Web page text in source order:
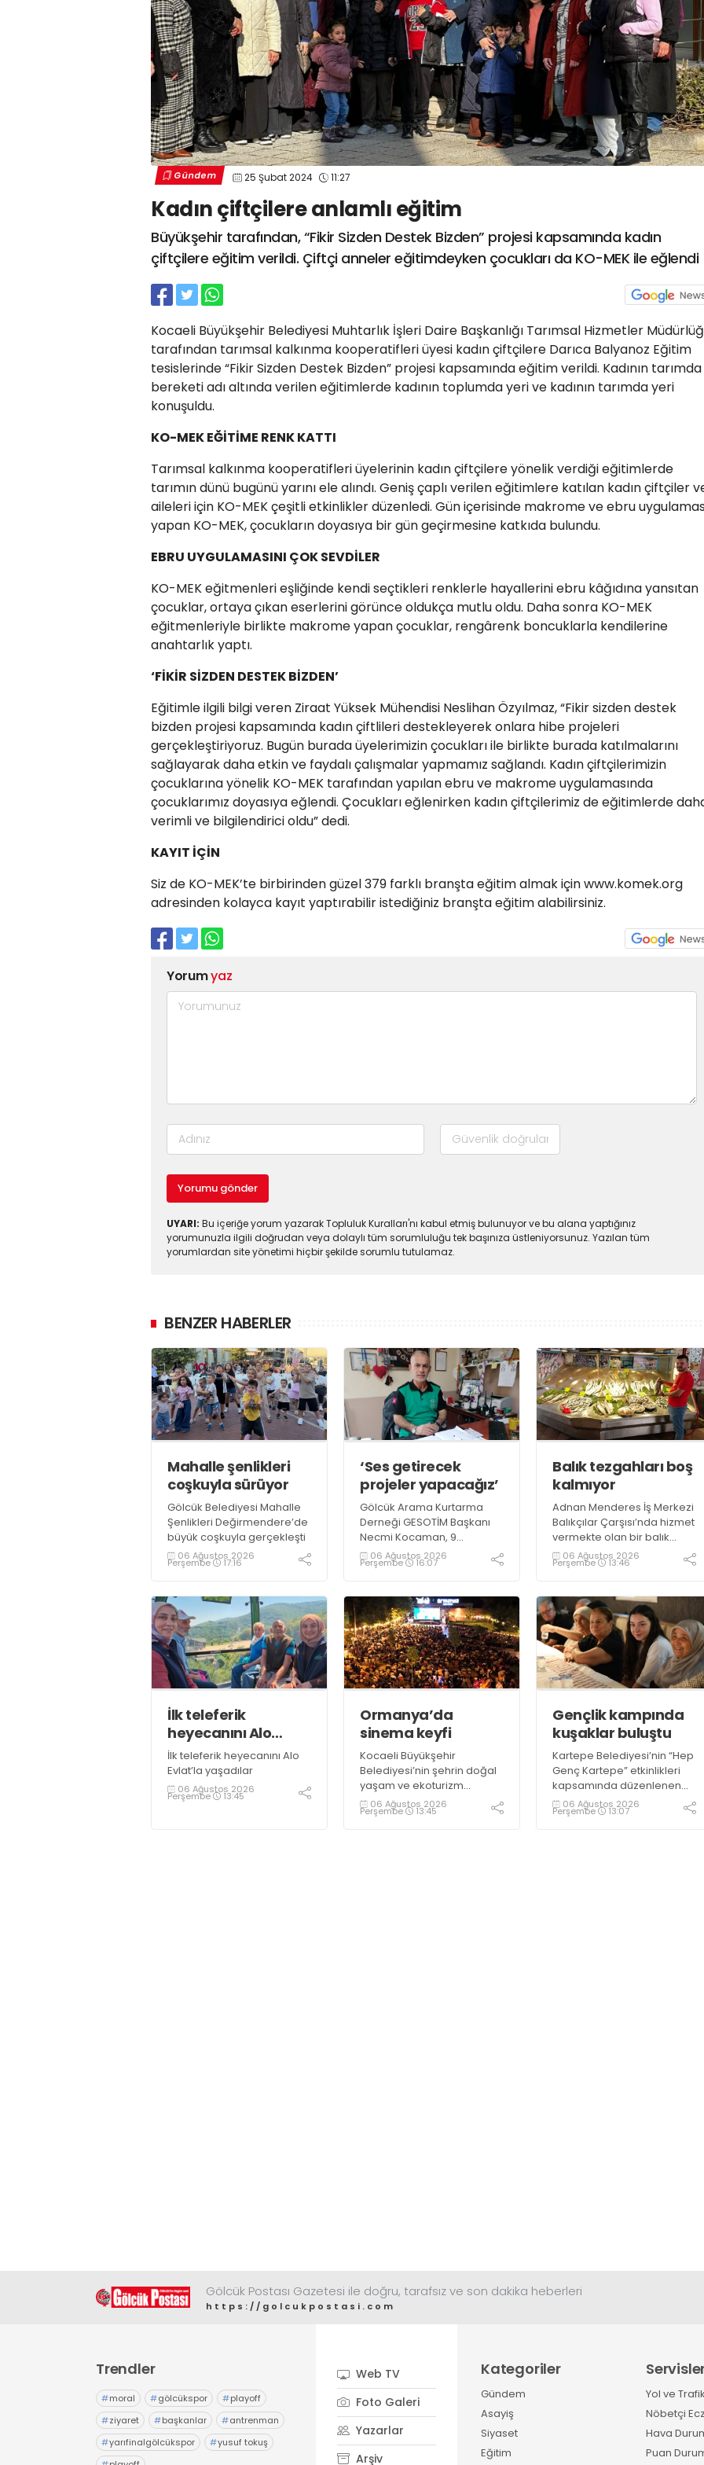
Gündem 25 Şubat 2024 11:27
Kadın çiftçilere anlamlı eğitim
Büyükşehir tarafından, “Fikir Sizden Destek Bizden” projesi kapsamında kadın
çiftçilere eğitim verildi. Çiftçi anneler eğitimdeyken çocukları da KO-MEK ile eğlendi
Kocaeli Büyükşehir Belediyesi Muhtarlık İşleri Daire Başkanlığı Tarımsal Hizmetler
tarafından tarımsal kalkınma kooperatifleri üyesi kadın çiftçilere Darıca Balyanoz Eğitim
tesislerinde “Fikir Sizden Destek Bizden” projesi kapsamında eğitim verildi. Kadının tarımda
bereketi adı altında verilen eğitimlerde kadının toplumda yeri ve kadının tarımda yeri
konuşuldu.
KO-MEK EĞİTİME RENK KATTI
Tarımsal kalkınma kooperatifleri üyelerinin kadın çiftçilere yönelik verdiği eğitimlerde
tarımın dünü bugünü yarını ele alındı. Geniş çaplı verilen eğitimlere katılan kadın çiftçiler
aileleri için KO-MEK çeşitli etkinlikler düzenledi. Gün içerisinde makrome ve ebru
yapan KO-MEK, çocukların doyasıya bir gün geçirmesine katkıda bulundu.
EBRU UYGULAMASINI ÇOK SEVDİLER
KO-MEK eğitmenleri eşliğinde kendi seçtikleri renklerle hayallerini ebru kâğıdına yansıtan
çocuklar, ortaya çıkan eserlerini görünce oldukça mutlu oldu. Daha sonra KO-MEK
eğitmenleriyle birlikte makrome yapan çocuklar, rengârenk boncuklarla kendilerine
anahtarlık yaptı.
‘FİKİR SİZDEN DESTEK BİZDEN’
Eğitimle ilgili bilgi veren Ziraat Yüksek Mühendisi Neslihan Özyılmaz, “Fikir sizden destek
bizden projesi kapsamında kadın çiftlileri destekleyerek onlara hibe projeleri
gerçekleştiriyoruz. Bugün burada üyelerimizin çocukları ile birlikte burada katılmalarını
sağlayarak daha etkin ve faydalı çalışmalar yapmamız sağlandı. Kadın çiftçilerimizin
çocuklarına yönelik KO-MEK tarafından yapılan ebru ve makrome uygulamasında
çocuklarımız doyasıya eğlendi. Çocukları eğlenirken kadın çiftçilerimiz de eğitimlerde
verimli ve bilgilendirici oldu” dedi.
KAYIT İÇİN
Siz de KO-MEK’te birbirinden güzel 379 farklı branşta eğitim almak için www.komek.org
adresinden kolayca kayıt yaptırabilir istediğiniz branşta eğitim alabilirsiniz.
Yorumyaz
Yorumu gönder
UYARI: Bu içeriğe yorum yazarak Topluluk Kuralları'nı kabul etmiş bulunuyor ve bu alana yaptığınız
yorumunuzla ilgili doğrudan veya dolaylı tüm sorumluluğu tek başınıza üstleniyorsunuz. Yazılan tüm
yorumlardan site yönetimi hiçbir şekilde sorumlu tutulamaz.
BENZER HABERLER
Mahalle şenlikleri
coşkuyla sürüyor
Gölcük Belediyesi Mahalle
Şenlikleri Değirmendere’de
büyük coşkuyla gerçekleşti
06 Ağustos 2026
Perşembe 17:16
‘Ses getirecek
projeler yapacağız’
Gölcük Arama Kurtarma
Derneği GESOTİM Başkanı
Necmi Kocaman, 9
Ağustos’ta gerçekleşecek
sınavın ardından 4. Akredite
tamamlayacaklarını ifade
ederek açıklamalarda
bulundu. Kocaman,
“Gölcük’te ve Kocaeli
genelinde ses getirecek
projelerimizi tek tek hayata
geçireceğiz” dedi
06 Ağustos 2026
Perşembe 16:07
Balık tezgahları boş
kalmıyor
Adnan Menderes İş Merkezi
Balıkçılar Çarşısı’nda hizmet
vermekte olan bir balık
restoranının işletme
sahiplerinden Emrah
tezgahlarda taze balık
bulunduğunu ifade ederek
“Yıl boyunca tezgahlarda
taze balık bulmak mümkün
oluyor” dedi
06 Ağustos 2026
Perşembe 13:46
İlk teleferik
heyecanını Alo
Evlat’la yaşadılar
İlk teleferik heyecanını Alo
Evlat’la yaşadılar
06 Ağustos 2026
Perşembe 13:45
Ormanya’da
sinema keyfi
Kocaeli Büyükşehir
Belediyesi’nin şehrin doğal
yaşam ve ekoturizm
merkezi Ormanya’da
düzenlediği “Gece
06 Ağustos 2026
Perşembe 13:45
Gençlik kampında
kuşaklar buluştu
Kartepe Belediyesi’nin “Hep
Genç Kartepe” etkinlikleri
kapsamında düzenlenen
Gençlik ve Gelişim Kampı’na
katılan gençler, Kocaeli
06 Ağustos 2026
Perşembe 13:07
Gölcük Postası Gazetesi ile doğru, tarafsız ve son dakika heberleri
https://golcukpostasi.com
Trendler
#moral #gölcükspor #playoff
#ziyaret #başkanlar #antrenman
#yarıfinalgölcükspor #yusuf tokuş
Web TV
Foto Galeri
Yazarlar
Arşiv
Kategoriler
Gündem
Asayiş
Siyaset
Eğitim
Yol ve
Nöbetçi
Hava
Puan